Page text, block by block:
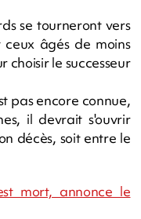
se tourneront vers
âgés de moins
choisir le successeur
pas encore connue,
il devrait s'ouvrir
décès, soit entre le
mort, annonce le